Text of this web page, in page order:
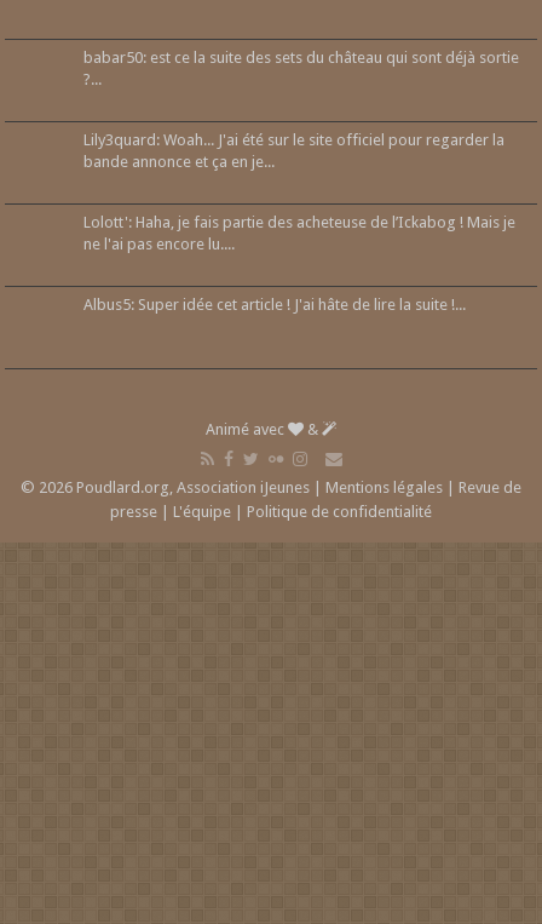
babar50: est ce la suite des sets du château qui sont déjà sortie
?...
Lily3quard: Woah... J'ai été sur le site officiel pour regarder la
bande annonce et ça en je...
Lolott': Haha, je fais partie des acheteuse de l’Ickabog ! Mais je
ne l'ai pas encore lu....
Albus5: Super idée cet article ! J'ai hâte de lire la suite !...
Animé avec &
© 2026 Poudlard.org, Association iJeunes | Mentions légales
Revue de
presse
L'équipe Politique de confidentialité